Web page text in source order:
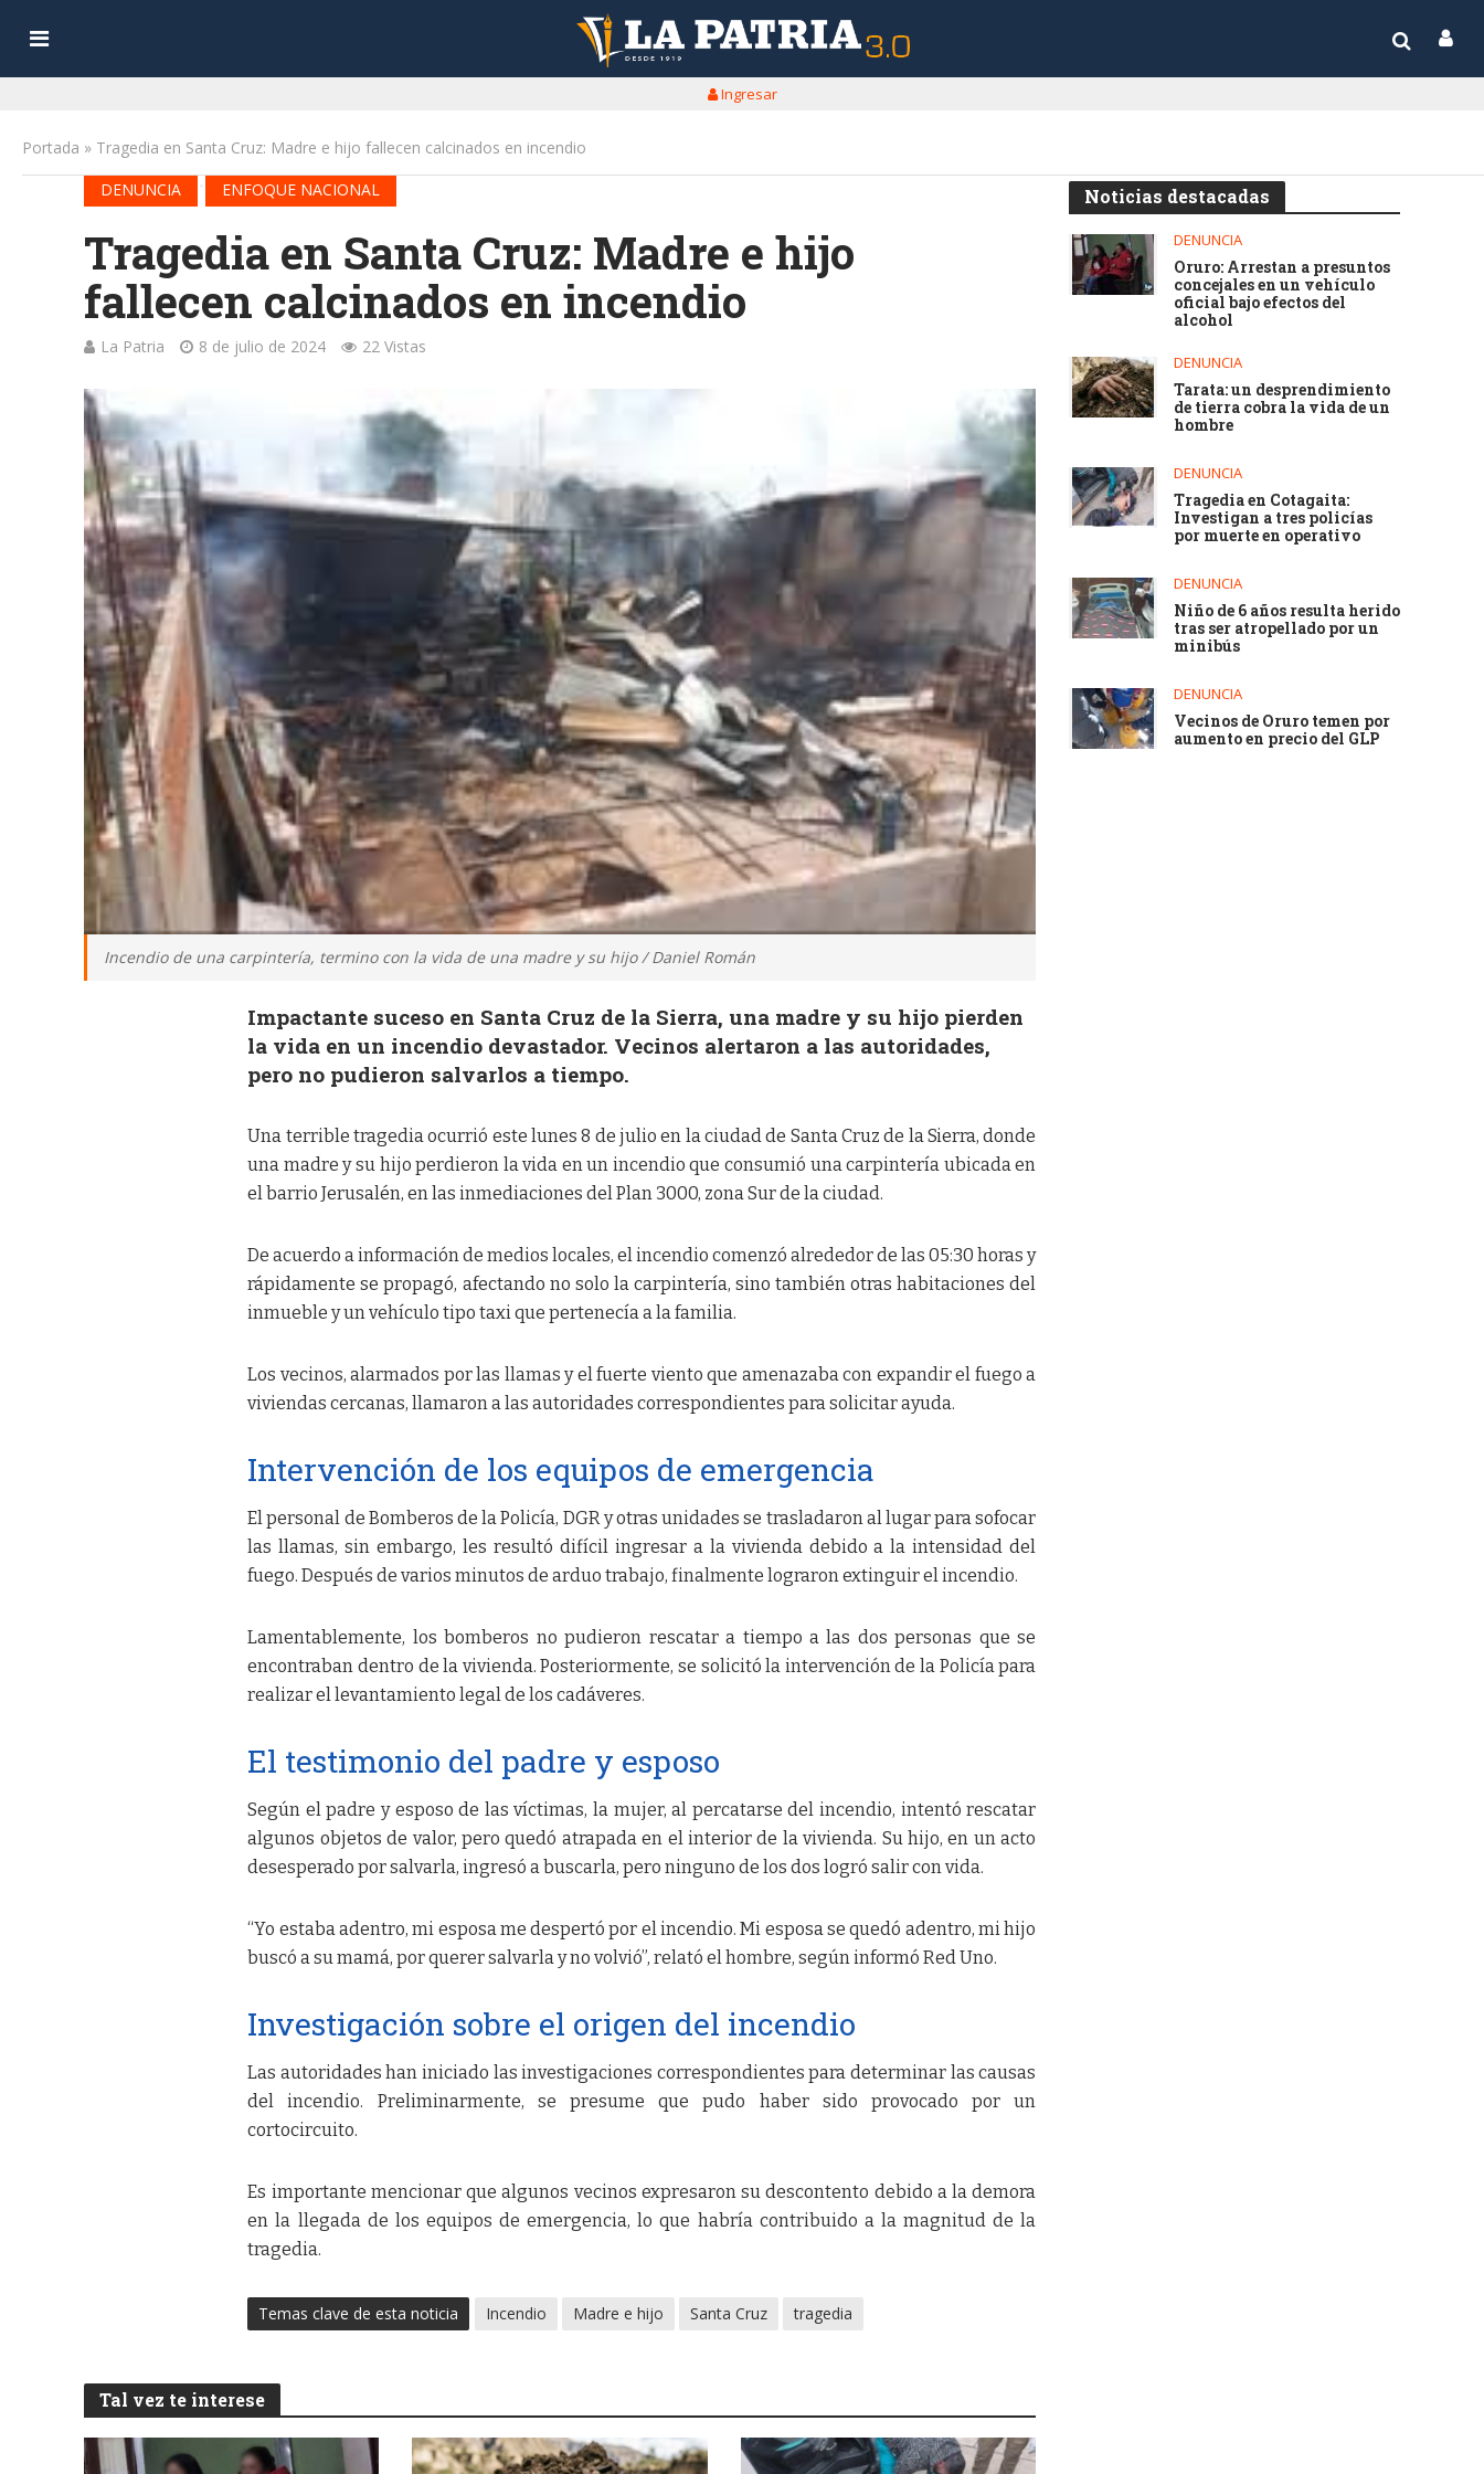
Ingresar
Portada » Tragedia en Santa Cruz: Madre e hijo fallecen calcinados en incendio
DENUNCIA
ENFOQUE NACIONAL
Tragedia en Santa Cruz: Madre e hijo
fallecen calcinados en incendio
La Patria 8 de julio de 2024 22 Vistas
Incendio de una carpintería, termino con la vida de una madre y su hijo / Daniel Román
Impactante suceso en Santa Cruz de la Sierra, una madre y su hijo pierden
la vida en un incendio devastador. Vecinos alertaron a las autoridades,
pero no pudieron salvarlos a tiempo.
Una terrible tragedia ocurrió este lunes 8 de julio en la ciudad de Santa Cruz de la Sierra, donde
una madre y su hijo perdieron la vida en un incendio que consumió una carpintería ubicada en
el barrio Jerusalén, en las inmediaciones del Plan 3000, zona Sur de la ciudad.
De acuerdo a información de medios locales, el incendio comenzó alrededor de las 05:30 horas y
rápidamente se propagó, afectando no solo la carpintería, sino también otras habitaciones del
inmueble y un vehículo tipo taxi que pertenecía a la familia.
Los vecinos, alarmados por las llamas y el fuerte viento que amenazaba con expandir el fuego a
viviendas cercanas, llamaron a las autoridades correspondientes para solicitar ayuda.
Intervención de los equipos de emergencia
El personal de Bomberos de la Policía, DGR y otras unidades se trasladaron al lugar para sofocar
las llamas, sin embargo, les resultó difícil ingresar a la vivienda debido a la intensidad del
fuego. Después de varios minutos de arduo trabajo, finalmente lograron extinguir el incendio.
Lamentablemente, los bomberos no pudieron rescatar a tiempo a las dos personas que se
encontraban dentro de la vivienda. Posteriormente, se solicitó la intervención de la Policía para
realizar el levantamiento legal de los cadáveres.
El testimonio del padre y esposo
Según el padre y esposo de las víctimas, la mujer, al percatarse del incendio, intentó rescatar
algunos objetos de valor, pero quedó atrapada en el interior de la vivienda. Su hijo, en un acto
desesperado por salvarla, ingresó a buscarla, pero ninguno de los dos logró salir con vida.
“Yo estaba adentro, mi esposa me despertó por el incendio. Mi esposa se quedó adentro, mi hijo
buscó a su mamá, por querer salvarla y no volvió”, relató el hombre, según informó Red Uno.
Investigación sobre el origen del incendio
Las autoridades han iniciado las investigaciones correspondientes para determinar las causas
del incendio. Preliminarmente, se presume que pudo haber sido provocado por un
cortocircuito.
Es importante mencionar que algunos vecinos expresaron su descontento debido a la demora
en la llegada de los equipos de emergencia, lo que habría contribuido a la magnitud de la
tragedia.
Temas clave de esta noticia Incendio Madre e hijo Santa Cruz tragedia
Tal vez te interese
Noticias destacadas
DENUNCIA
Oruro: Arrestan a presuntos
concejales en un vehículo
oficial bajo efectos del
alcohol
DENUNCIA
Tarata: un desprendimiento
de tierra cobra la vida de un
hombre
DENUNCIA
Tragedia en Cotagaita:
Investigan a tres policías
por muerte en operativo
DENUNCIA
Niño de 6 años resulta herido
tras ser atropellado por un
minibús
DENUNCIA
Vecinos de Oruro temen por
aumento en precio del GLP